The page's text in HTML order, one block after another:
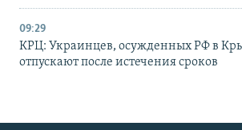
09:29
КРЦ: Украинцев, осужденных РФ в
отпускают после истечения сроков